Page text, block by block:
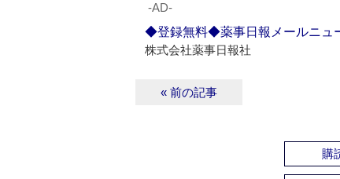
‐AD‐
◆登録無料◆薬事日報メールニュ
株式会社薬事日報社
« 前の記事
購